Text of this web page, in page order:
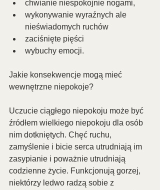
chwianie niespokojnie nogami,
wykonywanie wyraźnych ale
nieświadomych ruchów
zaciśnięte pięści
wybuchy emocji.
Jakie konsekwencje mogą mieć
wewnętrzne niepokoje?
Uczucie ciągłego niepokoju może być
źródłem wielkiego niepokoju dla osób
nim dotkniętych. Chęć ruchu,
zamyślenie i bicie serca utrudniają im
zasypianie i poważnie utrudniają
codzienne życie. Funkcjonują gorzej,
niektórzy ledwo radzą sobie z